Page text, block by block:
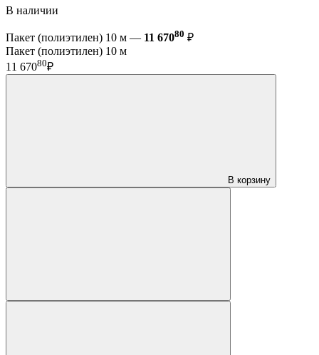
В наличии
Пакет (полиэтилен) 10 м — 11 67080 ₽
Пакет (полиэтилен) 10 м
11 67080₽
В корзину